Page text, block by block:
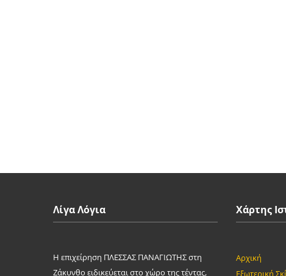
Λίγα Λόγια
Η επιχείρηση ΠΛΕΣΣΑΣ ΠΑΝΑΓΙΩΤΗΣ στη
Ζάκυνθο ειδικεύεται στο χώρο της τέντας,
Χάρτης
Αρχική
Εξωτερική